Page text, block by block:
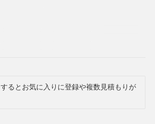
するとお気に入りに登録や複数見積もりが